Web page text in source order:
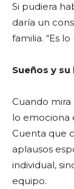
Si pudiera
daría un
familia. “Es
Sueños y
Cuando
lo emociona
Cuenta que
aplausos
individual,
equipo.